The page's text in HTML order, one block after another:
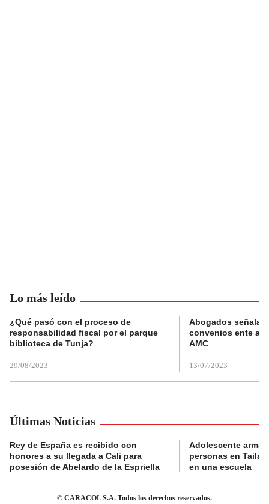
Lo más leído
¿Qué pasó con el proceso de
responsabilidad fiscal por el parque
biblioteca de Tunja?
29/08/2023
Abogados
convenios ente
AMC
13/07/2023
Últimas Noticias
Rey de España es recibido con
honores a su llegada a Cali para
posesión de Abelardo de la Espriella
Adolescente
personas en
en una escuela
© CARACOL S.A. Todos los derechos reservados.